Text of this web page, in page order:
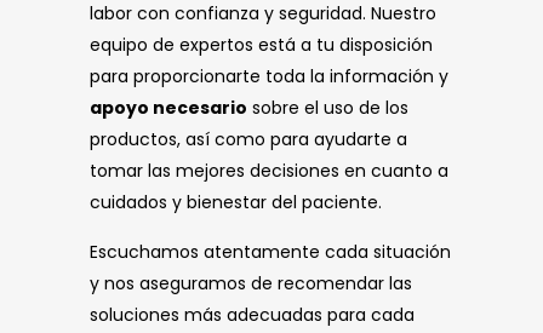
labor con confianza y seguridad. Nuestro
equipo de expertos está a tu disposición
para proporcionarte toda la información y
apoyo necesario sobre el uso de los
productos, así como para ayudarte a
tomar las mejores decisiones en cuanto a
cuidados y bienestar del paciente.
Escuchamos atentamente cada situación
y nos aseguramos de recomendar las
soluciones más adecuadas para cada